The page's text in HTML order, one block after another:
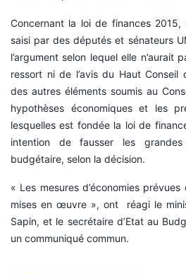
Concernant la loi de finances 2015,
saisi par des députés et sénateurs
l’argument selon lequel elle n’aurait
ressort ni de l’avis du Haut Conseil
des autres éléments soumis au
hypothèses économiques et les
lesquelles est fondée la loi de
intention de fausser les
budgétaire, selon la décision.
« Les mesures d’économies
mises en œuvre », ont réagi le
Sapin, et le secrétaire d’Etat au
un communiqué commun.